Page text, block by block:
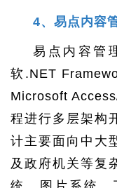
4、易点内容
易点内容管
软.NET
Microsoft
程进行多层架构
计主要面向中大
及政府机关等复